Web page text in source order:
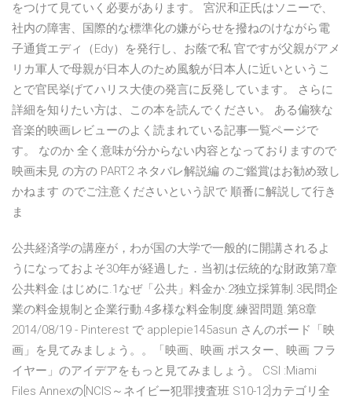
をつけて見ていく必要があります。 宮沢和正氏はソニーで、
社内の障害、国際的な標準化の嫌がらせを撥ねのけながら電
子通貨エディ（Edy）を発行し、お蔭で私 官ですが父親がアメ
リカ軍人で母親が日本人のため風貌が日本人に近いというこ
とで官民挙げてハリス大使の発言に反発しています。 さらに
詳細を知りたい方は、この本を読んでください。 ある偏狭な
音楽的映画レビューのよく読まれている記事一覧ページで
す。 なのか 全く意味が分からない内容となっておりますので
映画未見 の方の PART2 ネタバレ解説編 のご鑑賞はお勧め致し
かねます のでご注意くださいという訳で 順番に解説して行き
ま
公共経済学の講座が，わが国の大学で一般的に開講されるよ
うになっておよそ30年が経過した．当初は伝統的な財政第7章
公共料金.はじめに.1なぜ「公共」料金か.2独立採算制.3民問企
業の料金規制と企業行動.4多様な料金制度.練習問題.第8章
2014/08/19 - Pinterest で applepie145asun さんのボード「映
画」を見てみましょう。。「映画、映画 ポスター、映画 フラ
イヤー」のアイデアをもっと見てみましょう。 CSI :Miami
Files Annexの[NCIS～ネイビー犯罪捜査班 S10-12]カテゴリ全